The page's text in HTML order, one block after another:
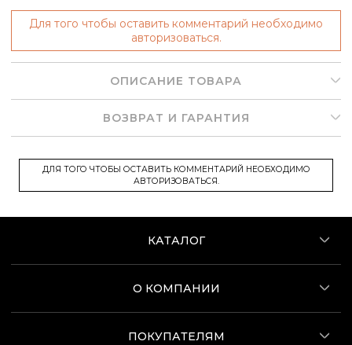
Для того чтобы оставить комментарий необходимо
авторизоваться.
ОПИСАНИЕ ТОВАРА
ВОЗВРАТ И ГАРАНТИЯ
ДЛЯ ТОГО ЧТОБЫ ОСТАВИТЬ КОММЕНТАРИЙ НЕОБХОДИМО
АВТОРИЗОВАТЬСЯ.
КАТАЛОГ
О КОМПАНИИ
ПОКУПАТЕЛЯМ